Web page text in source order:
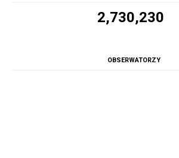
2,730,230
OBSERWATORZY